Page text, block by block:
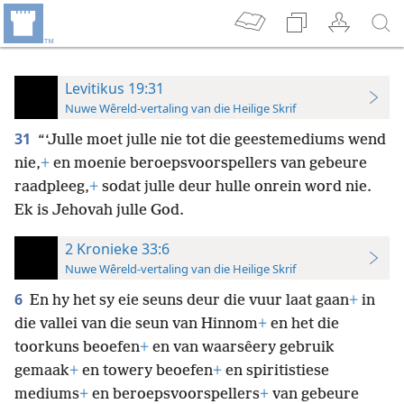
Levitikus 19:31
Nuwe Wêreld-vertaling van die Heilige Skrif
31 “‘Julle moet julle nie tot die geestemediums wend
nie,+ en moenie beroepsvoorspellers van gebeure
raadpleeg,+ sodat julle deur hulle onrein word nie.
Ek is Jehovah julle God.
2 Kronieke 33:6
Nuwe Wêreld-vertaling van die Heilige Skrif
6 En hy het sy eie seuns deur die vuur laat gaan+ in
die vallei van die seun van Hinnom+ en het die
toorkuns beoefen+ en van waarsêery gebruik
gemaak+ en towery beoefen+ en spiritistiese
mediums+ en beroepsvoorspellers+ van gebeure